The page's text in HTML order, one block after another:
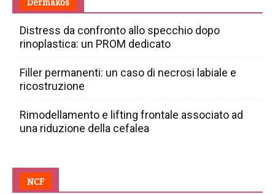
Distress da confronto allo specchio dopo
rinoplastica: un PROM dedicato
Filler permanenti: un caso di necrosi labiale e
ricostruzione
Rimodellamento e lifting frontale associato ad
una riduzione della cefalea
NCF